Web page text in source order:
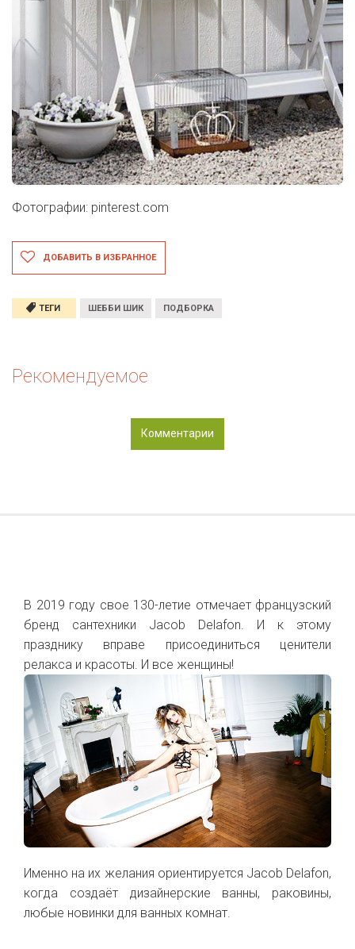
Фотографии: pinterest.com
ДОБАВИТЬ В ИЗБРАННОЕ
ТЕГИ ШЕББИ ШИК ПОДБОРКА
Рекомендуемое
Комментарии
В 2019 году свое 130-летие отмечает французский
бренд сантехники Jacob Delafon. И к этому
празднику вправе присоединиться ценители
релакса и красоты. И все женщины!
Именно на их желания ориентируется Jacob Delafon,
когда создаёт дизайнерские ванны, раковины,
любые новинки для ванных комнат.